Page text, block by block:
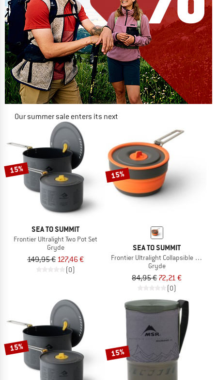
Our summer sale enters its next
NOW UP TO 50% OFF
TO THE SALE
15%
SEA TO SUMMIT
Frontier Ultralight Two Pot Set
Gryde
149,95 € 127,46 €
(0)
15%
SEA TO SUMMIT
Frontier Ultralight Collapsible Pot
Gryde
84,95 € 72,21 €
(0)
15% 15%